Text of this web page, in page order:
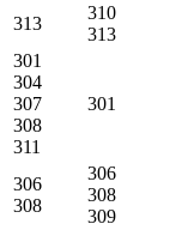
313
310
313
301
304
307
308
311
301
306
308
306
308
309